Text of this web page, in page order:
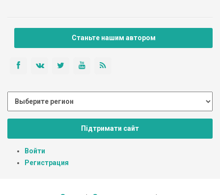
Станьте нашим автором
Підтримати сайт
Войти
Регистрация